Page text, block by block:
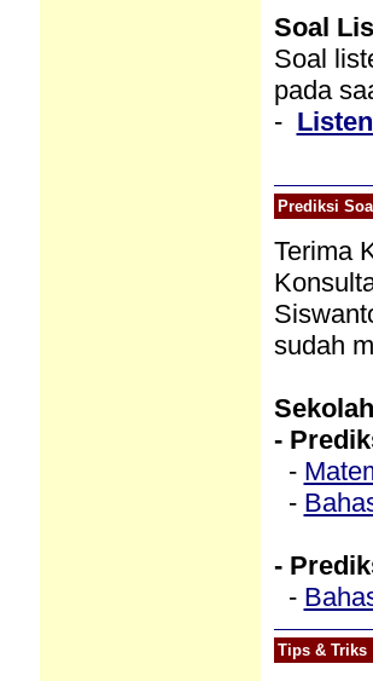
Soal
Soal
pada
-
Prediksi
Terima
sudah
-
-
-
-
-
Tips & Triks